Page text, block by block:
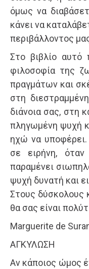
όμως να
κάνει να
περιβάλλοντος
Στο βιβλίο
φιλοσοφία της
πραγμάτων και
στη
διάνοια σας, στη
πληγωμένη ψυχή
ηχώ να
σε ειρήνη,
παραμένει
ψυχή δυνατή και
Στους δύσκολους
θα σας είναι
Marguerite de
AΓΚΥΛΩΣΗ
Αν κάποιος ώμος